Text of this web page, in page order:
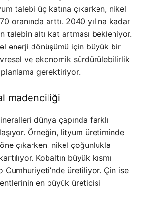
talebi üç katına çıkarken, nikel
oranında arttı. 2040 yılına kadar
talebin altı kat artması bekleniyor.
enerji dönüşümü için büyük bir
ve ekonomik sürdürülebilirlik
planlama gerektiriyor.
madenciliği
dünya çapında farklı
Örneğin, lityum üretiminde
çıkarken, nikel çoğunlukla
Kobaltın büyük kısmı
Cumhuriyeti’nde üretiliyor. Çin ise
en büyük üreticisi